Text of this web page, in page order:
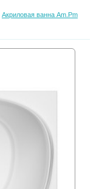
Акриловая ванна Am.Pm